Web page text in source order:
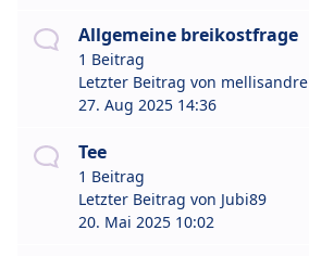
Allgemeine breikostfrage
1 Beitrag
Letzter Beitrag von mellisandre
27. Aug 2025 14:36
Tee
1 Beitrag
Letzter Beitrag von Jubi89
20. Mai 2025 10:02